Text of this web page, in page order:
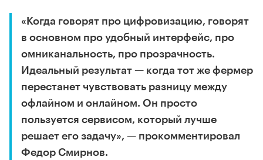
«Когда говорят про цифровизацию, говорят
в основном про удобный интерфейс, про
омниканальность, про прозрачность.
Идеальный результат — когда тот же фермер
перестанет чувствовать разницу между
офлайном и онлайном. Он просто
пользуется сервисом, который лучше
решает его задачу», — прокомментировал
Федор Смирнов.